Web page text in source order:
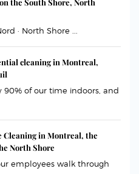
the South Shore, North
· North Shore ...
cleaning in Montreal,
90% of our time indoors, and
Cleaning in Montreal, the
North Shore
employees walk through